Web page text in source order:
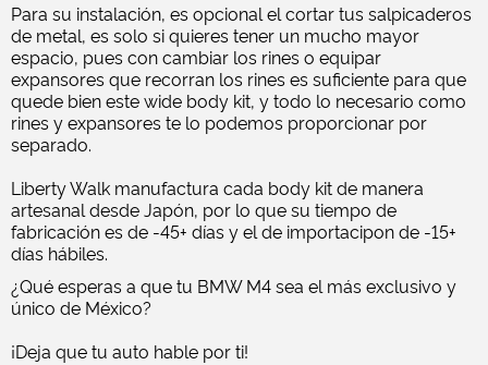
Para su instalación, es opcional el cortar tus salpicaderos
de metal, es solo si quieres tener un mucho mayor
espacio, pues con cambiar los rines o equipar
expansores que recorran los rines es suficiente para que
quede bien este wide body kit, y todo lo necesario como
rines y expansores te lo podemos proporcionar por
separado.
Liberty Walk manufactura cada body kit de manera
artesanal desde Japón, por lo que su tiempo de
fabricación es de -45+ días y el de importacipon de -15+
días hábiles.
¿Qué esperas a que tu BMW M4 sea el más exclusivo y
único de México?
¡Deja que tu auto hable por ti!